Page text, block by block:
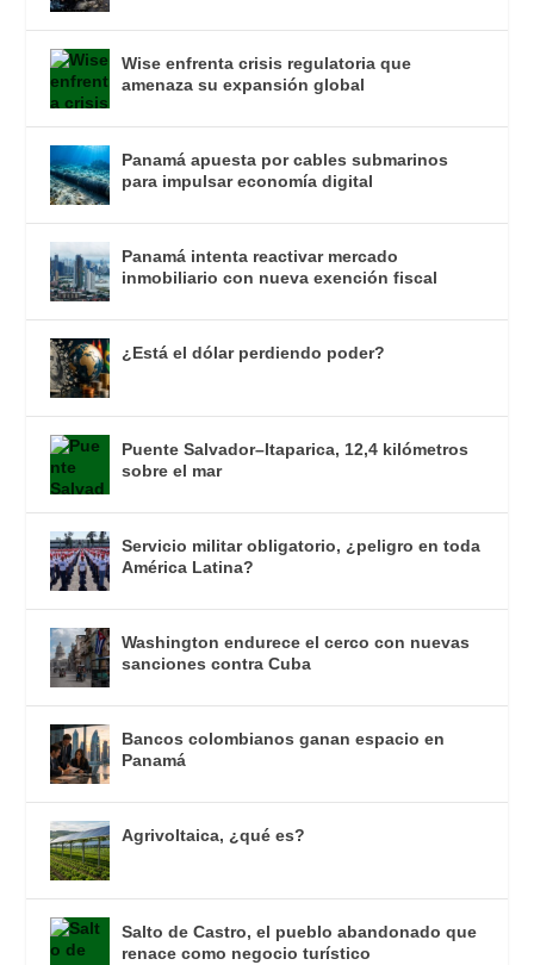
Wise enfrenta crisis regulatoria que
amenaza su expansión global
Panamá apuesta por cables submarinos
para impulsar economía digital
Panamá intenta reactivar mercado
inmobiliario con nueva exención fiscal
¿Está el dólar perdiendo poder?
Puente Salvador–Itaparica, 12,4 kilómetros
sobre el mar
Servicio militar obligatorio, ¿peligro en toda
América Latina?
Washington endurece el cerco con nuevas
sanciones contra Cuba
Bancos colombianos ganan espacio en
Panamá
Agrivoltaica, ¿qué es?
Salto de Castro, el pueblo abandonado que
renace como negocio turístico